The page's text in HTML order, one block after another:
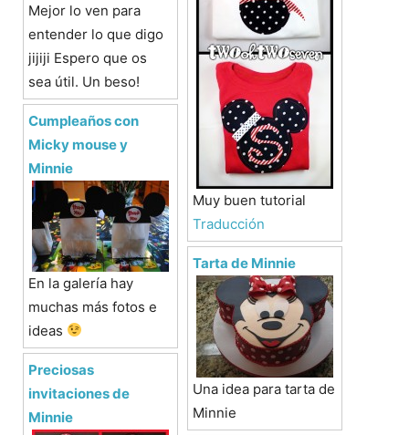
Mejor lo ven para
entender lo que digo
jijiji Espero que os
sea útil. Un beso!
Cumpleaños con
Micky mouse y
Minnie
En la galería hay
muchas más fotos e
ideas
Preciosas
invitaciones de
Minnie
Muy buen tutorial
Traducción
Tarta de Minnie
Una idea para tarta de
Minnie